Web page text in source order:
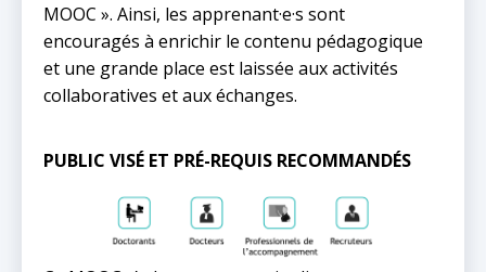
MOOC ». Ainsi, les apprenant·e·s sont
encouragés à enrichir le contenu pédagogique
et une grande place est laissée aux activités
collaboratives et aux échanges.
PUBLIC VISÉ ET PRÉ-REQUIS RECOMMANDÉS